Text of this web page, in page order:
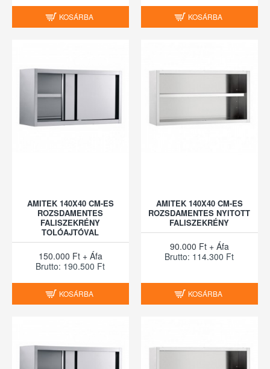
KOSÁRBA KOSÁRBA
AMITEK 140X40 CM-ES
ROZSDAMENTES
FALISZEKRÉNY
TOLÓAJTÓVAL
150.000 Ft + Áfa
Brutto: 190.500 Ft
KOSÁRBA
AMITEK 140X40 CM-ES
ROZSDAMENTES NYITOTT
FALISZEKRÉNY
90.000 Ft + Áfa
Brutto: 114.300 Ft
KOSÁRBA